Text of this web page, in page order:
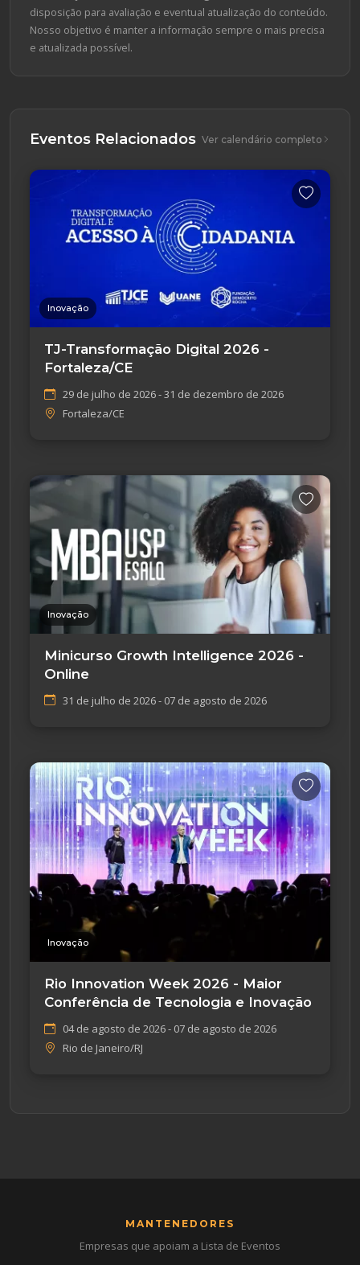
disposição para avaliação e eventual atualização do conteúdo.
Nosso objetivo é manter a informação sempre o mais precisa
e atualizada possível.
Eventos Relacionados Ver calendário completo
Inovação
TJ-Transformação Digital 2026 -
Fortaleza/CE
29 de julho de 2026 - 31 de dezembro de 2026
Fortaleza/CE
Inovação
Minicurso Growth Intelligence 2026 -
Online
31 de julho de 2026 - 07 de agosto de 2026
Inovação
Rio Innovation Week 2026 - Maior
Conferência de Tecnologia e Inovação
04 de agosto de 2026 - 07 de agosto de 2026
Rio de Janeiro/RJ
MANTENEDORES
Empresas que apoiam a Lista de Eventos